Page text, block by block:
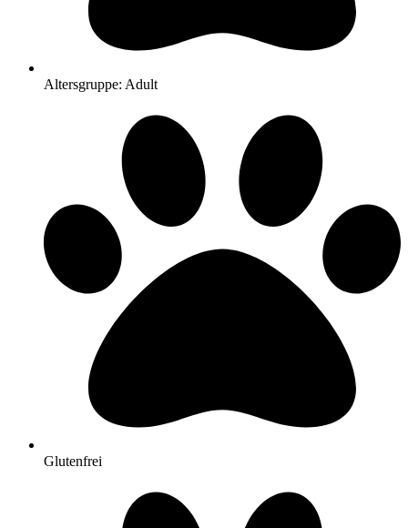
Altersgruppe: Adult
Glutenfrei